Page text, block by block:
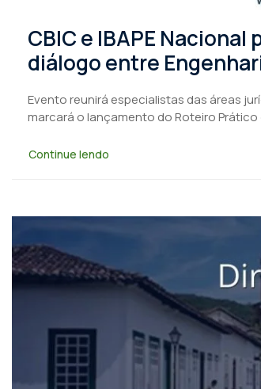
CBIC e IBAPE
diálogo entre
Evento reunirá especialistas das áreas
marcará o lançamento do Roteiro
Continue lendo